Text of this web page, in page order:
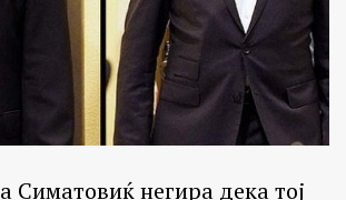
Симатовиќ негира дека тој